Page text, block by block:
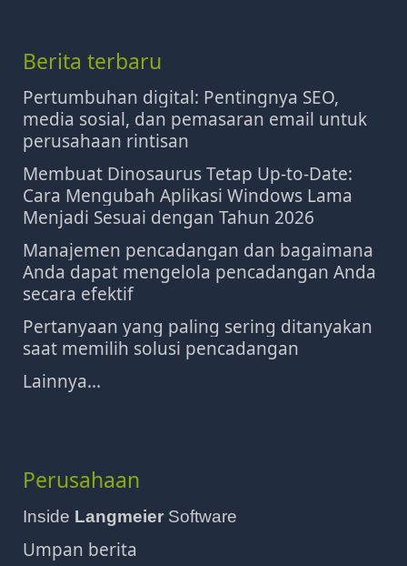
Berita terbaru
Pertumbuhan digital: Pentingnya SEO,
media sosial, dan pemasaran email untuk
perusahaan rintisan
Membuat Dinosaurus Tetap Up-to-Date:
Cara Mengubah Aplikasi Windows Lama
Menjadi Sesuai dengan Tahun 2026
Manajemen pencadangan dan bagaimana
Anda dapat mengelola pencadangan Anda
secara efektif
Pertanyaan yang paling sering ditanyakan
saat memilih solusi pencadangan
Lainnya...
Perusahaan
Inside Langmeier Software
Umpan berita